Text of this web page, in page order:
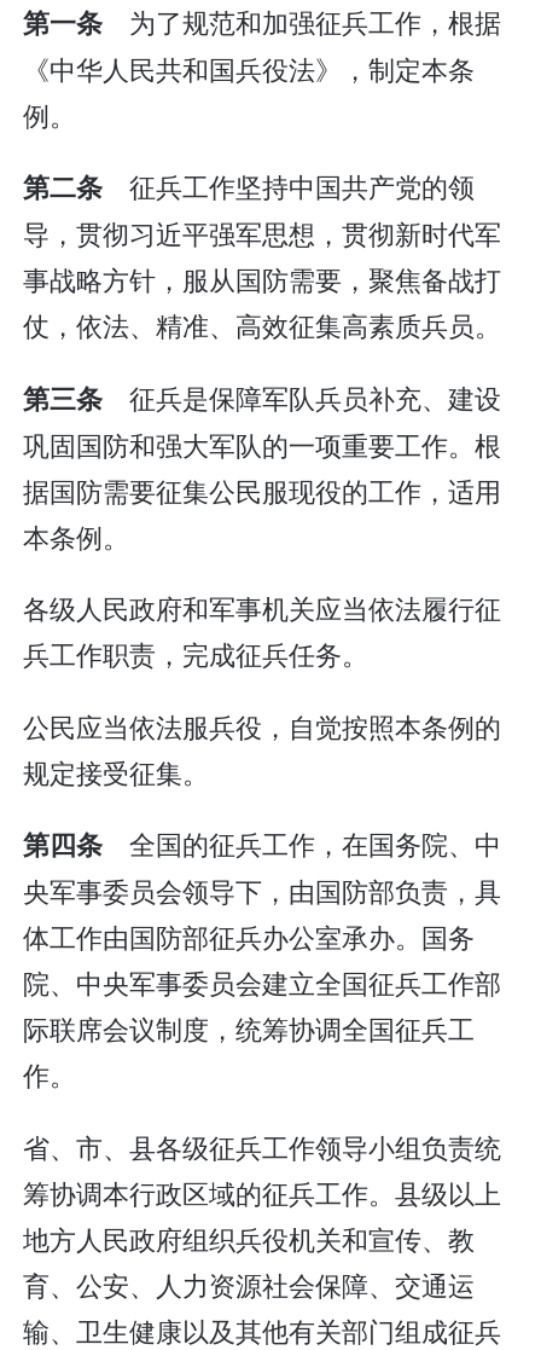
第一条 为了规范和加强征兵工作，根据
《中华人民共和国兵役法》，制定本条
例。
第二条 征兵工作坚持中国共产党的领
导，贯彻习近平强军思想，贯彻新时代军
事战略方针，服从国防需要，聚焦备战打
仗，依法、精准、高效征集高素质兵员。
第三条 征兵是保障军队兵员补充、建设
巩固国防和强大军队的一项重要工作。根
据国防需要征集公民服现役的工作，适用
本条例。
各级人民政府和军事机关应当依法履行征
兵工作职责，完成征兵任务。
公民应当依法服兵役，自觉按照本条例的
规定接受征集。
第四条 全国的征兵工作，在国务院、中
央军事委员会领导下，由国防部负责，具
体工作由国防部征兵办公室承办。国务
院、中央军事委员会建立全国征兵工作部
际联席会议制度，统筹协调全国征兵工
作。
省、市、县各级征兵工作领导小组负责统
筹协调本行政区域的征兵工作。县级以上
地方人民政府组织兵役机关和宣传、教
育、公安、人力资源社会保障、交通运
输、卫生健康以及其他有关部门组成征兵